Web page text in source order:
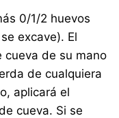
0/1/2 huevos
excave). El
cueva de su mano
de cualquiera
aplicará el
cueva. Si se